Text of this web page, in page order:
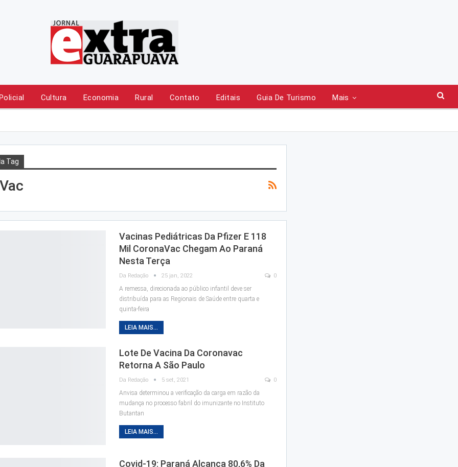
Cultura Economia Rural Contato Editais Guia De Turismo Mais
Tag
Vacinas Pediátricas Da Pfizer E 118
Mil CoronaVac Chegam Ao Paraná
Nesta Terça
Da Redação 25 jan, 2022 0
A remessa, direcionada ao público infantil deve ser
distribuída para as Regionais de Saúde entre quarta e
quinta-feira
LEIA MAIS...
Lote De Vacina Da Coronavac
Retorna A São Paulo
Da Redação 5 set, 2021 0
Anvisa determinou a verificação da carga em razão da
mudança no processo fabril do imunizante no Instituto
Butantan
LEIA MAIS...
Covid-19: Paraná Alcança 80,6% Da